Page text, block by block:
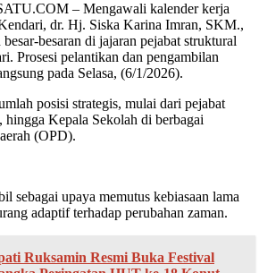
– Mengawali kalender kerja
dr. Hj. Siska Karina Imran, SKM.,
besaran di jajaran pejabat struktural
Prosesi pelantikan dan pengambilan
pada Selasa, (6/1/2026).
posisi strategis, mulai dari pejabat
Kepala Sekolah di berbagai
(OPD).
sebagai upaya memutus kebiasaan lama
adaptif terhadap perubahan zaman.
Ruksamin Resmi Buka Festival